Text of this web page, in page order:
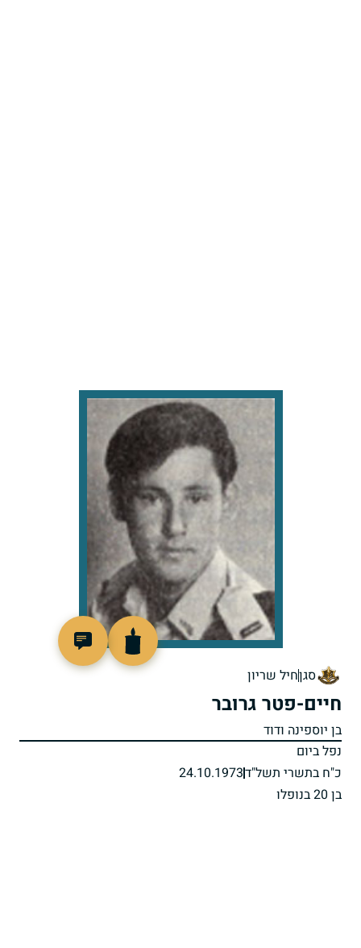
סגןחיל שריון
חיים-פטר גרובר
בן יוספינה ודוד
נפל ביום
כ"ח בתשרי תשל"ד24.10.1973
בן 20 בנופלו